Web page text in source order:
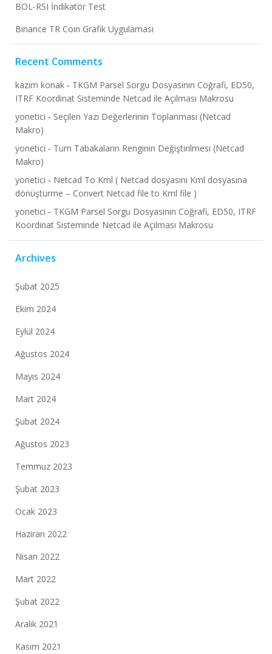
BOL-RSI İndikatör Test
Binance TR Coin Grafik Uygulaması
Recent Comments
kazım konak - TKGM Parsel Sorgu Dosyasının Coğrafi, ED50,
ITRF Koordinat Sisteminde Netcad ile Açılması Makrosu
yonetici - Seçilen Yazı Değerlerinin Toplanması (Netcad
Makro)
yonetici - Tüm Tabakaların Renginin Değiştirilmesi (Netcad
Makro)
yonetici - Netcad To Kml ( Netcad dosyasını Kml dosyasına
dönüştürme – Convert Netcad file to Kml file )
yonetici - TKGM Parsel Sorgu Dosyasının Coğrafi, ED50, ITRF
Koordinat Sisteminde Netcad ile Açılması Makrosu
Archives
Şubat 2025
Ekim 2024
Eylül 2024
Ağustos 2024
Mayıs 2024
Mart 2024
Şubat 2024
Ağustos 2023
Temmuz 2023
Şubat 2023
Ocak 2023
Haziran 2022
Nisan 2022
Mart 2022
Şubat 2022
Aralık 2021
Kasım 2021